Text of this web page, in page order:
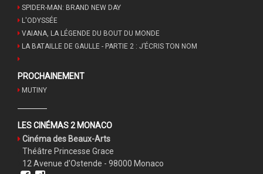
SPIDER-MAN: BRAND NEW DAY
L'ODYSSÉE
VAIANA, LA LÉGENDE DU BOUT DU MONDE
LA BATAILLE DE GAULLE - PARTIE 2 : J’ÉCRIS TON NOM
PROCHAINEMENT
MUTINY
LES CINÉMAS 2 MONACO
Cinéma des Beaux-Arts
Théâtre Princesse Grace
12 Avenue d'Ostende - 98000 Monaco